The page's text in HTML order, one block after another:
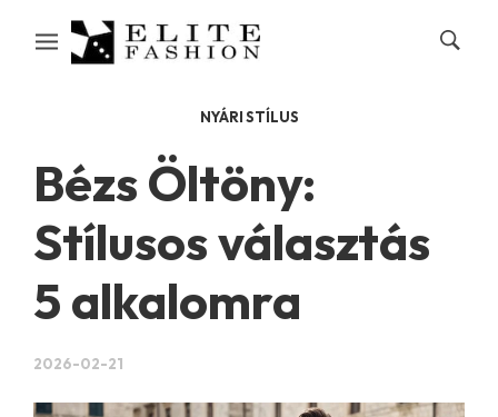
NYÁRI STÍLUS
Bézs Öltöny:
Stílusos választás
5 alkalomra
2026-02-21